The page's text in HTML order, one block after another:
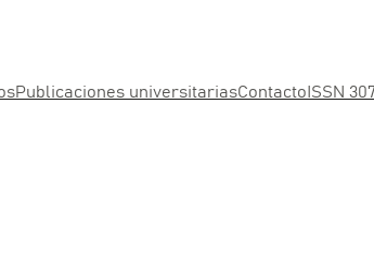
Publicaciones universitariasContactoISSN